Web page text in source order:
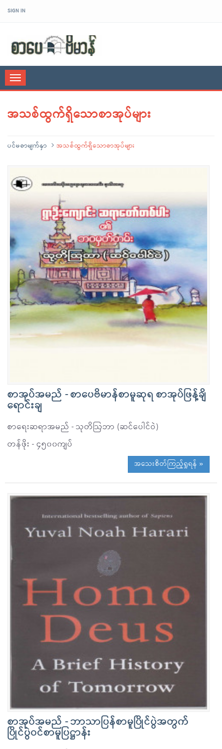
SIGN IN
Toggle
navigation
အသစ်ထွက်ရှိသောစာအုပ်များ
ပင်မစာမျက်နှာ အသစ်ထွက်ရှိသောစာအုပ်များ
စာအုပ်အမည် - စာပေဗိမာန်စာမူဆုရ စာအုပ်ဖြန့်ချိ
ရောင်းချ
စာရေးဆရာအမည် - သုတိဩဘာ (ဆင်ပေါင်ဝဲ)
တန်ဖိုး - ၄၅၀၀ကျပ်
အသေးစိတ်ကြည့်ရှုရန် »
စာအုပ်အမည် - ဘာသာပြန်စာမူပြိုင်ပွဲအတွက်
ပြိုင်ပွဲဝင်စာမူပြဋ္ဌာန်း